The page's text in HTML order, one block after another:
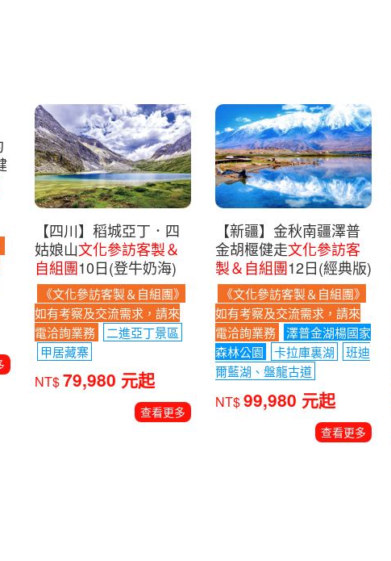
【四川】稻城亞丁．四
姑娘山文化參訪客製＆
自組團10日(登牛奶海)
《文化參訪客製＆自組團》
如有考察及交流需求，請來
電洽詢業務
二進亞丁景區
甲居藏寨
NT$79,980 元起
查看更多
【新疆】金秋南疆澤普
金胡椻健走文化參訪客
製＆自組團12日(經典版)
《文化參訪客製＆自組團》
如有考察及交流需求，請來
電洽詢業務
澤普金湖楊國家
森林公園
卡拉庫裏湖
班迪
爾藍湖、盤龍古道
NT$99,980 元起
查看更多